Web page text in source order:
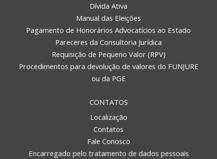
Dívida Ativa
Manual das Eleições
Pagamento de Honorários Advocatícios ao Estado
Pareceres da Consultoria Jurídica
Requisição de Pequeno Valor (RPV)
Procedimentos para devolução de valores do FUNJURE
ou da PGE
CONTATOS
Localização
Contatos
Fale Conosco
Encarregado pelo tratamento de dados pessoais